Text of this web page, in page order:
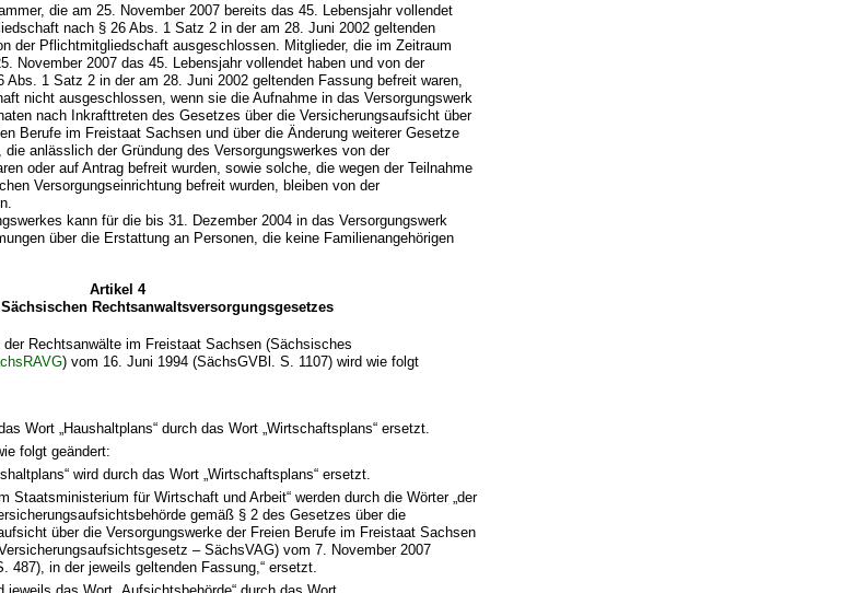
die am 25. November 2007 bereits das 45. Lebensjahr vollendet
nach § 26 Abs. 1 Satz 2 in der am 28. Juni 2002 geltenden
der Pflichtmitgliedschaft ausgeschlossen. Mitglieder, die im Zeitraum
November 2007 das 45. Lebensjahr vollendet haben und von der
1 Satz 2 in der am 28. Juni 2002 geltenden Fassung befreit waren,
nicht ausgeschlossen, wenn sie die Aufnahme in das Versorgungswerk
nach Inkrafttreten des Gesetzes über die Versicherungsaufsicht über
Berufe im Freistaat Sachsen und über die Änderung weiterer Gesetze
die anlässlich der Gründung des Versorgungswerkes von der
oder auf Antrag befreit wurden, sowie solche, die wegen der Teilnahme
Versorgungseinrichtung befreit wurden, bleiben von der
kann für die bis 31. Dezember 2004 in das Versorgungswerk
über die Erstattung an Personen, die keine Familienangehörigen
Artikel 4
Rechtsanwaltsversorgungsgesetzes
Rechtsanwälte im Freistaat Sachsen (Sächsisches
) vom 16. Juni 1994 (SächsGVBl. S. 1107) wird wie folgt
Wort „Haushaltplans“ durch das Wort „Wirtschaftsplans“ ersetzt.
folgt geändert:
wird durch das Wort „Wirtschaftsplans“ ersetzt.
Staatsministerium für Wirtschaft und Arbeit“ werden durch die Wörter „der
gemäß § 2 des Gesetzes über die
über die Versorgungswerke der Freien Berufe im Freistaat Sachsen
– SächsVAG) vom 7. November 2007
487), in der jeweils geltenden Fassung,“ ersetzt.